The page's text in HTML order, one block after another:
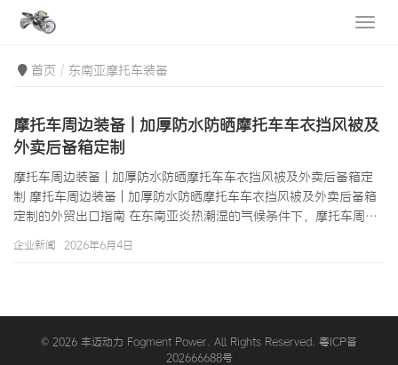
首页 东南亚摩托车装备
摩托车周边装备 | 加厚防水防晒摩托车车衣挡风被及
外卖后备箱定制
摩托车周边装备 | 加厚防水防晒摩托车车衣挡风被及外卖后备箱定
制 摩托车周边装备 | 加厚防水防晒摩托车车衣挡风被及外卖后备箱
定制的外贸出口指南 在东南亚炎热潮湿的气候条件下，摩托车周边
寿命的必需品。强烈的紫外线、高频的暴雨和无处不在的尘土，共
以上），仪表盘塑料外壳老化速度比使用车衣保护的摩托车快3至5
倍，车身漆面褪色速度…
企业新闻 2026年6月4日
© 2026 丰迈动力 Fogment Power. All Rights Reserved. 粤ICP备
202666688号